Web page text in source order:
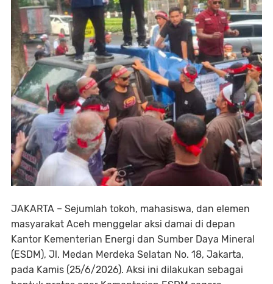
JAKARTA – Sejumlah tokoh, mahasiswa, dan elemen
masyarakat Aceh menggelar aksi damai di depan
Kantor Kementerian Energi dan Sumber Daya Mineral
(ESDM), Jl. Medan Merdeka Selatan No. 18, Jakarta,
pada Kamis (25/6/2026). Aksi ini dilakukan sebagai